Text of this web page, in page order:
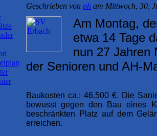
Geschrieben von ph am Mittwoch, 30.
Am Montag,
etwa 14 Tage
nun 27 Jahren
der Senioren und AH-
Baukosten ca.: 46.500 €. Die
bewusst gegen den Bau eines
beschränkten Platz auf dem
erreichen.